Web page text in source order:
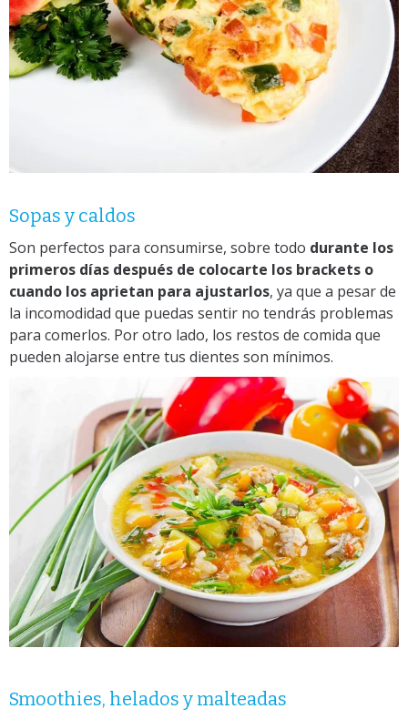
Sopas y caldos
Son perfectos para consumirse, sobre todo durante los
primeros días después de colocarte los brackets o
cuando los aprietan para ajustarlos, ya que a pesar de
la incomodidad que puedas sentir no tendrás problemas
para comerlos. Por otro lado, los restos de comida que
pueden alojarse entre tus dientes son mínimos.
Smoothies, helados y malteadas